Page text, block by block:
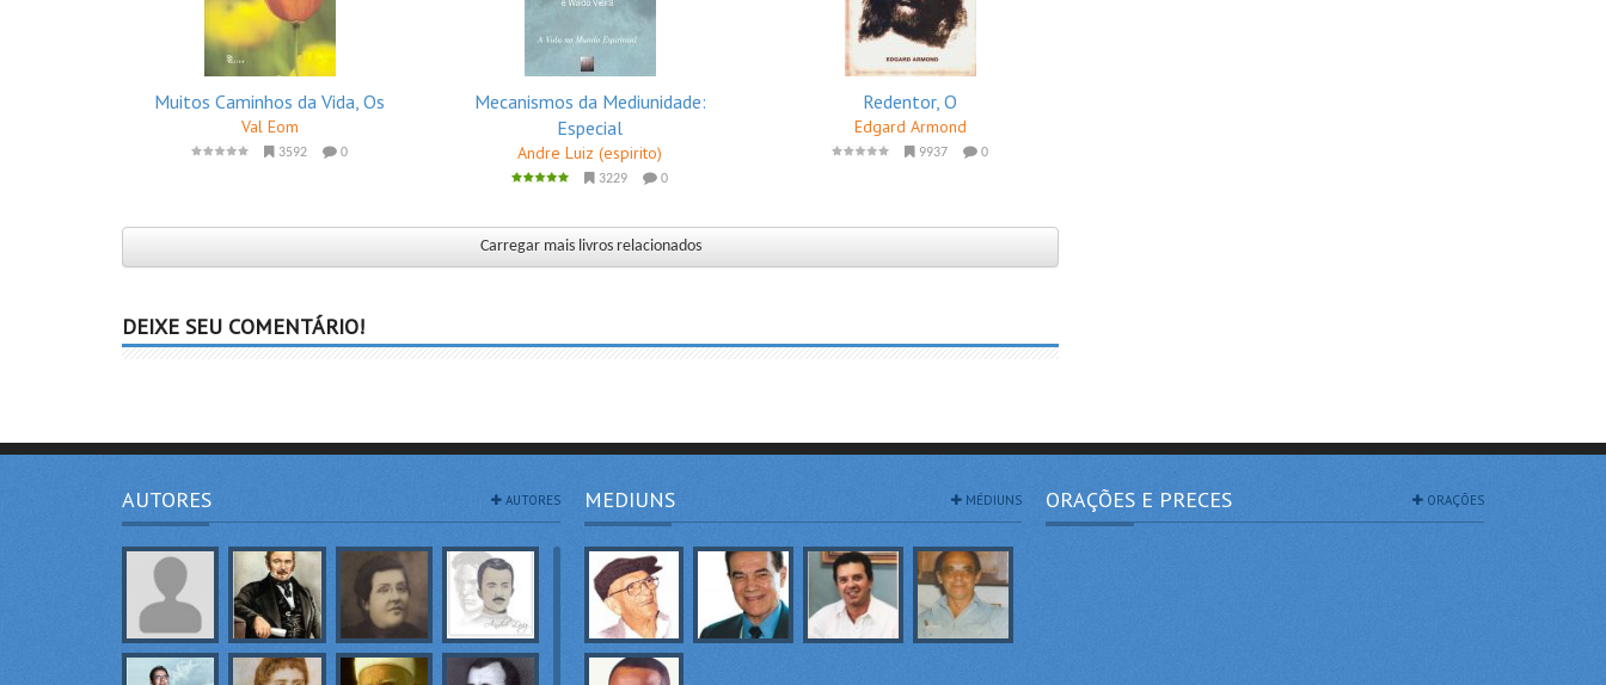
Muitos Caminhos da Vida, Os
Val Eom
3592 0
Mecanismos da Mediunidade:
Especial
Andre Luiz (espirito)
3229 0
Redentor, O
Edgard Armond
9937 0
Carregar mais livros relacionados
DEIXE SEU COMENTÁRIO!
AUTORES AUTORES MEDIUNS MÉDIUNS ORAÇÕES E PRECES ORAÇÕES